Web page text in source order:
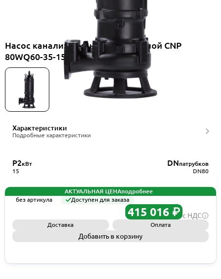
Насос канализационный погружной CNP
80WQ60-35-15HES(I)+HS80WQ
Характеристики
Подробные характеристики
P2кВт
15
DNпатрубков
DN80
АКТУАЛЬНАЯ ЦЕНАподробнее
без артикула
Доступен для заказа
415 016 ₽ с НДС
Доставка Оплата
Добавить в корзину